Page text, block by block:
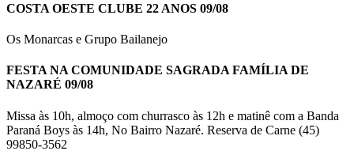
COSTA OESTE CLUBE 22 ANOS 09/08
Os Monarcas e Grupo Bailanejo
FESTA NA COMUNIDADE SAGRADA FAMÍLIA DE
NAZARÉ 09/08
Missa às 10h, almoço com churrasco às 12h e matinê com a Banda
Paraná Boys às 14h, No Bairro Nazaré. Reserva de Carne (45)
99850-3562